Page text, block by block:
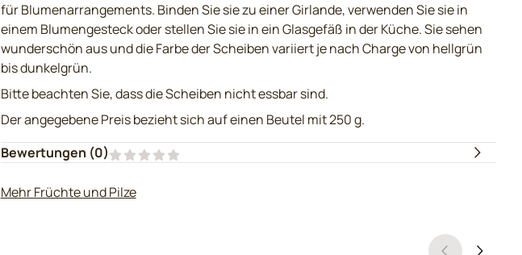
für Blumenarrangements. Binden Sie sie zu einer Girlande, verwenden Sie sie in
einem Blumengesteck oder stellen Sie sie in ein Glasgefäß in der Küche. Sie sehen
wunderschön aus und die Farbe der Scheiben variiert je nach Charge von hellgrün
bis dunkelgrün.
Bitte beachten Sie, dass die Scheiben nicht essbar sind.
Der angegebene Preis bezieht sich auf einen Beutel mit 250 g.
Bewertungen (0)
Mehr Früchte und Pilze